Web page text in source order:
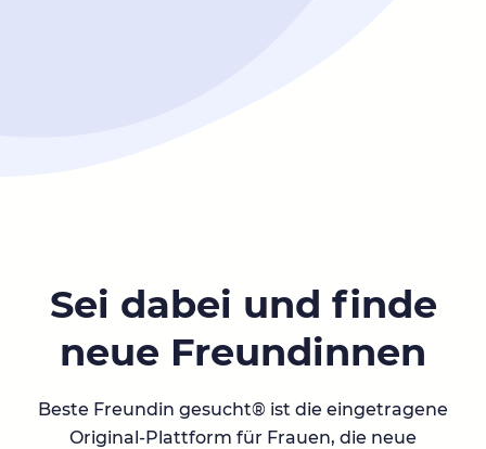
Sei dabei und finde
neue Freundinnen
Beste Freundin gesucht® ist die eingetragene
Original-Plattform für Frauen, die neue